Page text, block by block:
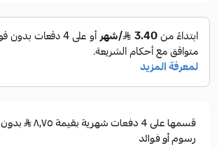
قسمها على 4 دفعات شهرية بقيمة ٨٫٧٥
بدون
رسوم أو فوائد